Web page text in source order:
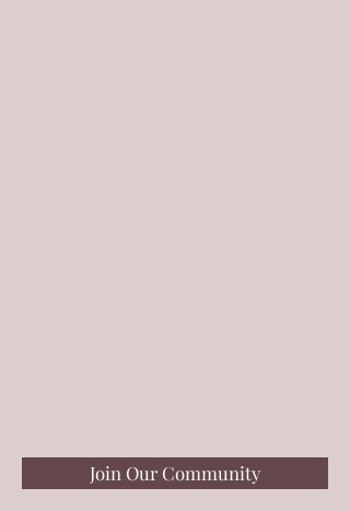
Join Our Community